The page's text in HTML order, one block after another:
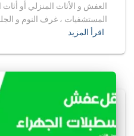
العفش و الأثاث المنزلي أو أثاث
المستشفيات ، غرف النوم و
اقرأ المزيد